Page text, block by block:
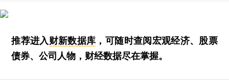
推荐进入财新数据库 ，可随时查阅宏观经济、股票
债券、公司人物，财经数据尽在掌握。